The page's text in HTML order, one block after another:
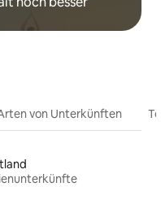
von Unterkünften